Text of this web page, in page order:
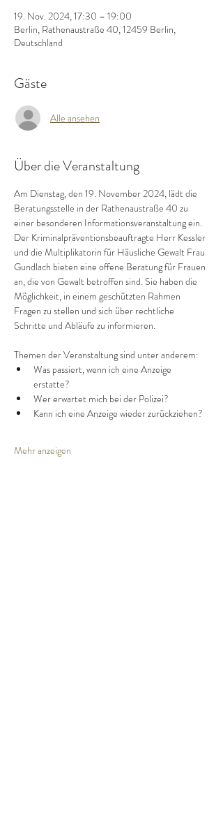
19. Nov. 2024, 17:30 – 19:00
Berlin, Rathenaustraße 40, 12459 Berlin,
Deutschland
Gäste
Alle ansehen
Über die Veranstaltung
Am Dienstag, den 19. November 2024, lädt die
Beratungsstelle in der Rathenaustraße 40 zu
einer besonderen Informationsveranstaltung ein.
Der Kriminalpräventionsbeauftragte Herr Kessler
und die Multiplikatorin für Häusliche Gewalt Frau
Gundlach bieten eine offene Beratung für Frauen
an, die von Gewalt betroffen sind. Sie haben die
Möglichkeit, in einem geschützten Rahmen
Fragen zu stellen und sich über rechtliche
Schritte und Abläufe zu informieren.
Themen der Veranstaltung sind unter anderem:
Was passiert, wenn ich eine Anzeige
erstatte?
Wer erwartet mich bei der Polizei?
Kann ich eine Anzeige wieder zurückziehen?
Mehr anzeigen